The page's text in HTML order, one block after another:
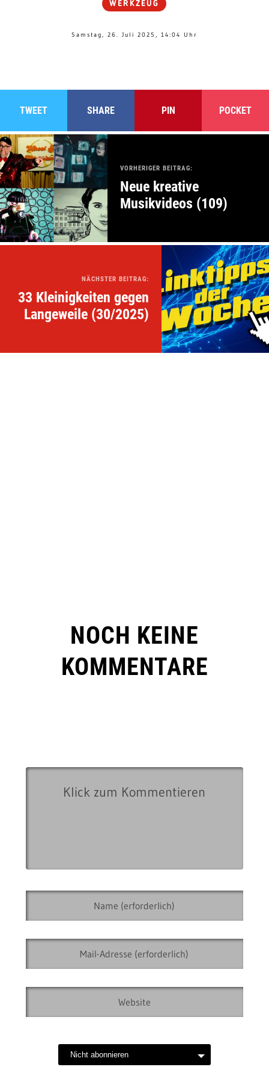
WERKZEUG
Samstag, 26. Juli 2025, 14:04 Uhr
TWEET SHARE PIN POCKET
VORHERIGER BEITRAG:
Neue kreative
Musikvideos (109)
NÄCHSTER BEITRAG:
33 Kleinigkeiten gegen
Langeweile (30/2025)
NOCH KEINE
KOMMENTARE